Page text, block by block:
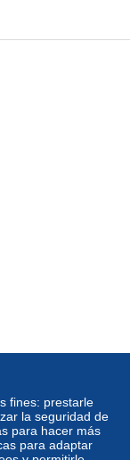
fines: prestarle
la seguridad de
para hacer más
para adaptar